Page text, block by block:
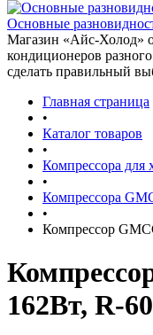
Основные
Магазин «Айс-Холод»
кондиционеров
сделать правильный
Главная страница
•
Каталог товаров
•
Компрессора для
•
Компрессора
•
Компрессор
162Вт, R-